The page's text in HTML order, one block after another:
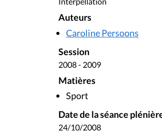
Auteurs
Caroline Persoons
Session
2008 - 2009
Matières
Sport
Date de la séance
24/10/2008